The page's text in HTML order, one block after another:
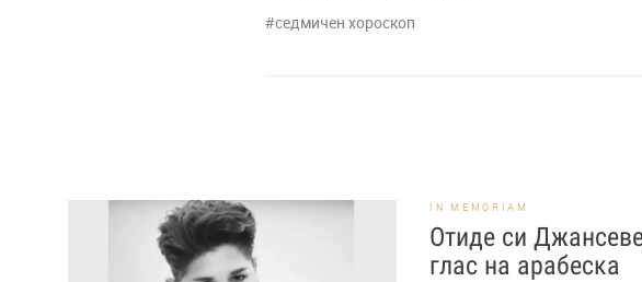
седмичен хороскоп
IN MEMORIAM
Отиде си
глас на арабеска